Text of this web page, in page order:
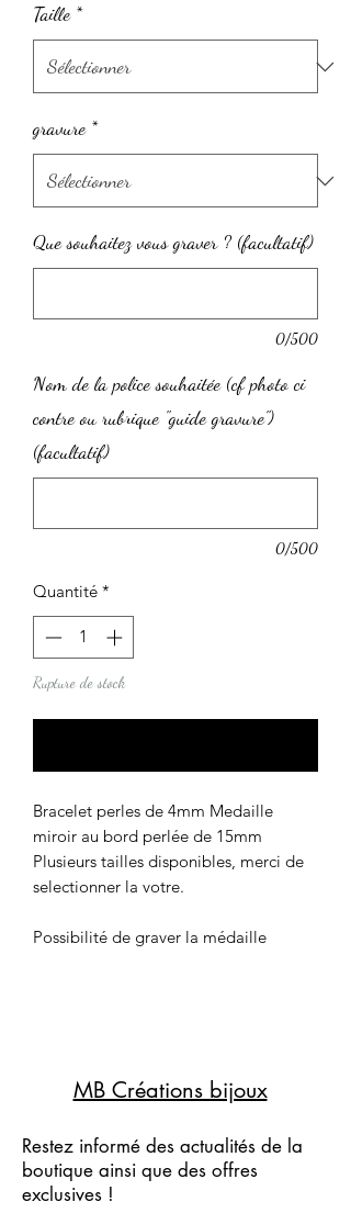
Taille *
gravure *
Que souhaitez vous graver ? (facultatif)
0/500
Nom de la police souhaitée (cf photo ci
contre ou rubrique "guide gravure")
(facultatif)
0/500
Quantité *
Rupture de stock
Bracelet perles de 4mm Medaille
miroir au bord perlée de 15mm
Plusieurs tailles disponibles, merci de
selectionner la votre.
Possibilité de graver la médaille
MB Créations bijoux
Restez informé des actualités de la
boutique ainsi que des offres
exclusives !